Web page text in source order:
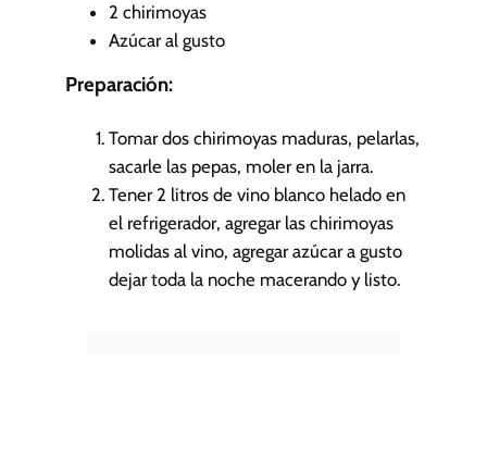
2 chirimoyas
Azúcar al gusto
Preparación:
Tomar dos chirimoyas maduras, pelarlas,
sacarle las pepas, moler en la jarra.
Tener 2 litros de vino blanco helado en
el refrigerador, agregar las chirimoyas
molidas al vino, agregar azúcar a gusto
dejar toda la noche macerando y listo.